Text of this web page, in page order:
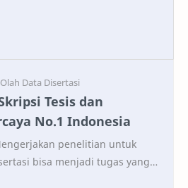
Tesis dan
No.1 Indonesia
bisa menjadi tugas yang